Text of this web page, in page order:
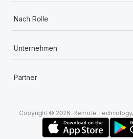
Nach Rolle
Unternehmen
Partner
Copyright © 2026. Remote